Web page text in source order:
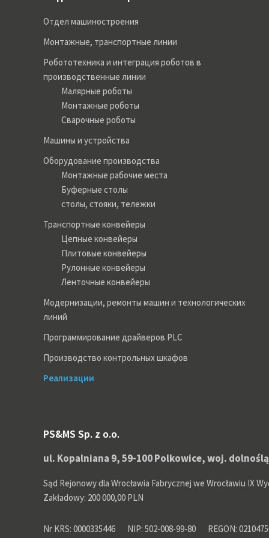
Отдел машиностроения
Монтажные, транспортные линии
Робототехника и интеграция роботов в
производственные линии
Малярные роботы
Монтажные роботы
Сварочные роботы
Машины и устройства
Оборудование производства
Монтажные рабочие места
Буферные столы
столы, стояки, тележки
Транспортные конвейеры
Цепные конвейеры
Плитовые конвейеры
Рулонные конвейеры
Ленточные конвейеры
Модернизации, ремонты машин и технологических
линий
Программирование драйверов PLC
Производство контрольных шкафов
Реализации
PS&MS Sp. z o.o.
ul. Kopalniana 9, 59-100 Polkowice, woj.
Sąd Rejonowy dla Wrocławia Fabrycznej we Wrocławiu IX
Zakładowy: 200 000,00 PLN
Nr KRS: 0000335446 NIP: 502-008-99-80 REGON: